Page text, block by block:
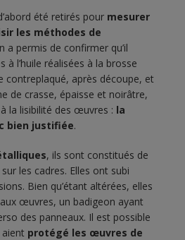
été retirés pour mesurer
les méthodes de
a permis de confirmer qu’il
à l’huile réalisées à la brosse
contreplaqué, après découpe, et
de crasse, épaisse et noirâtre,
la lisibilité des œuvres : la
bien justifiée.
, ils sont constitués de
les cadres. Elles ont subi
Bien qu’étant altérées, elles
œuvres, un badigeon ayant
des panneaux. Il est possible
protégé les œuvres de